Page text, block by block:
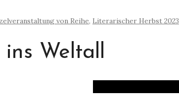
von Reihe, Literarischer Herbst 2023
Weltall